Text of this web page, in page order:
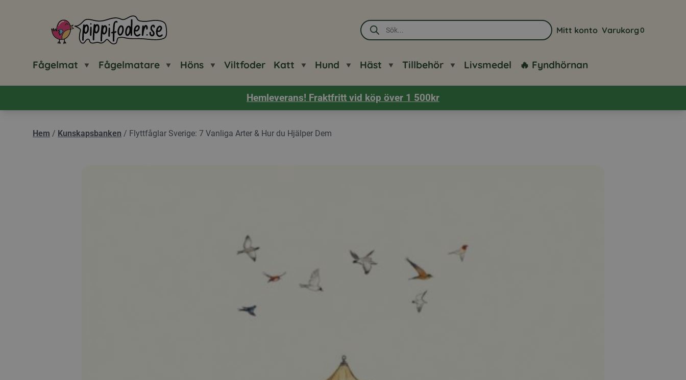
Pippifoder logotyp
Produktsökning
Gå till sidan för mitt konto
Mitt konto
Visa din
Varukorg0
Fågelmat Fågelmatare Höns Viltfoder Katt Hund Häst Tillbehör Livsmedel 🔥 Fyndhörnan
Hemleverans! Fraktfritt vid köp över 1 500kr
Hem / Kunskapsbanken / Flyttfåglar Sverige: 7 Vanliga Arter & Hur du Hjälper Dem